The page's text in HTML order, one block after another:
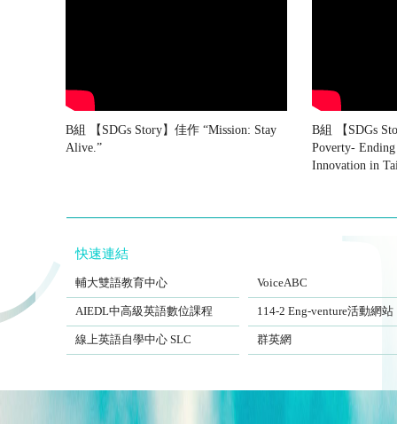
B組 【SDGs Story】佳作 “Mission: Stay
Alive.”
B組 【SDGs
Poverty-
Innovation in
快速連結
FJCUBEC
輔大雙語教育中心
VoiceABC
AIEDL中高級英語數位課程
AIEDL中高級英語數位課程
114-2 Eng-venture活動網站
Self-Learning Center
線上英語自學中心 SLC
群英網